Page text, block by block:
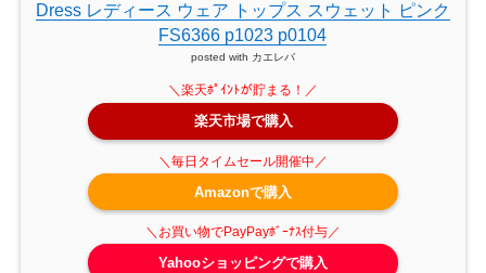
Dress レディース ウェア トップス スウェット ピンク
FS6366 p1023 p0104
posted with カエレバ
楽天市場で購入
Amazonで購入
Yahooショッピングで購入